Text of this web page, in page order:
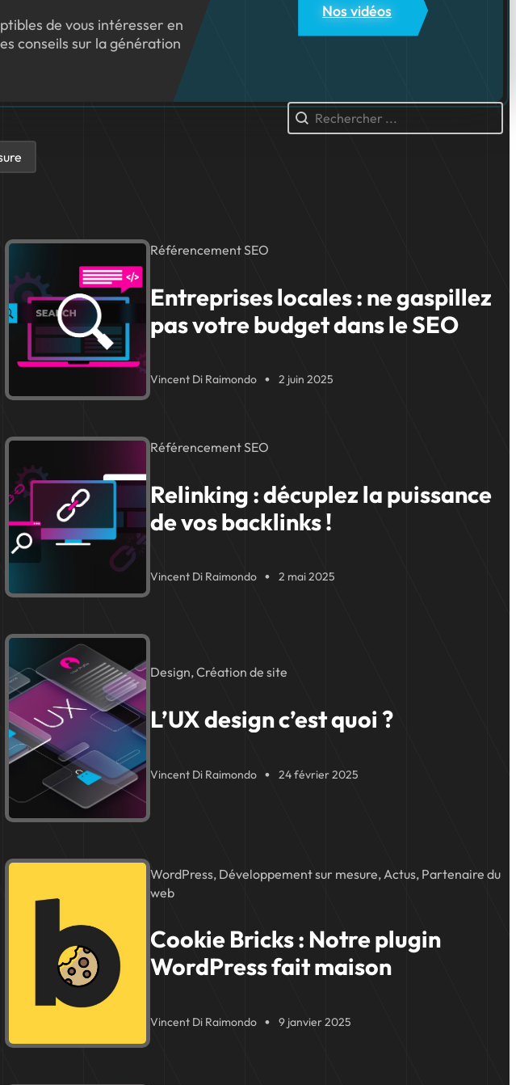
de vous intéresser en
conseils sur la génération
Nos vidéos
Rechercher (texte)
Rechercher
Référencement SEO
Entreprises locales : ne gaspillez
pas votre budget dans le SEO
Vincent Di Raimondo 2 juin 2025
Référencement SEO
Relinking : décuplez la puissance
de vos backlinks !
Vincent Di Raimondo 2 mai 2025
Design, Création de site
L’UX design c’est quoi ?
Vincent Di Raimondo 24 février 2025
WordPress, Développement sur mesure, Actus, Partenaire du
web
Cookie Bricks : Notre plugin
WordPress fait maison
Vincent Di Raimondo 9 janvier 2025